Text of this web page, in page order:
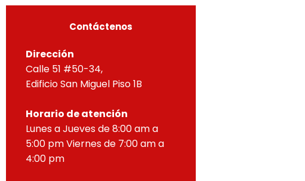
normas concordantes, hace
saber que según ra
Contáctenos
Dirección
Calle 51 #50-34,
Edificio San Miguel Piso 1B
Horario de atención
Lunes a Jueves de 8:00 am a
5:00 pm Viernes de 7:00 am a
4:00 pm